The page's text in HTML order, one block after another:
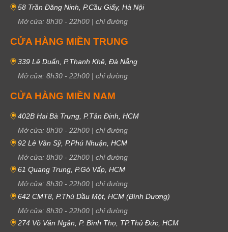
58 Trần Đăng Ninh, P.Cầu Giấy, Hà Nội
Mở cửa: 8h30 - 22h00 | chỉ đường
CỬA HÀNG MIỀN TRUNG
339 Lê Duẩn, P.Thanh Khê, Đà Nẵng
Mở cửa: 8h30 - 22h00 | chỉ đường
CỬA HÀNG MIỀN NAM
402B Hai Bà Trưng, P.Tân Định, HCM
Mở cửa: 8h30 - 22h00 | chỉ đường
92 Lê Văn Sỹ, P.Phú Nhuận, HCM
Mở cửa: 8h30 - 22h00 | chỉ đường
61 Quang Trung, P.Gò Vấp, HCM
Mở cửa: 8h30 - 22h00 | chỉ đường
642 CMT8, P.Thủ Dầu Một, HCM (Bình Dương)
Mở cửa: 8h30 - 22h00 | chỉ đường
274 Võ Văn Ngân, P. Bình Thọ, TP.Thủ Đức, HCM